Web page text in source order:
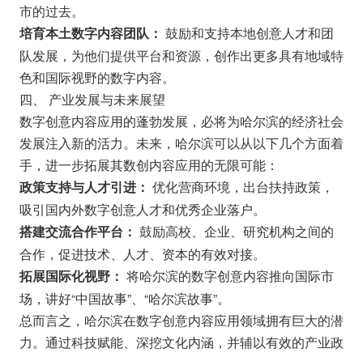
市的过去。
培育本土数字内容团队： 鼓励和支持本地创意人才和团
队发展，为他们提供平台和资源，创作出更多具有地域特
色和国际视野的数字内容。
四、 产业发展与未来展望
数字创意内容应用的蓬勃发展，必将为哈尔滨的经济社会
发展注入新的活力。未来，哈尔滨可以从以下几个方面着
手，进一步拓展其数创内容应用的无限可能：
政策支持与人才引进： 优化营商环境，出台扶持政策，
吸引国内外数字创意人才和优秀企业落户。
搭建交流合作平台： 鼓励高校、企业、研究机构之间的
合作，促进技术、人才、资本的有效对接。
拓展国际化视野： 将哈尔滨的数字创意内容推向国际市
场，讲好“中国故事”、“哈尔滨故事”。
总而言之，哈尔滨在数字创意内容应用领域拥有巨大的潜
力。通过科技赋能、深挖文化内涵，并辅以有效的产业政